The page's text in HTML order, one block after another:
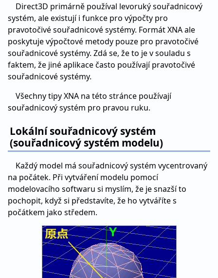
Direct3D primárně používal levoruký souřadnicový
systém, ale existují i funkce pro výpočty pro
pravotočivé souřadnicové systémy. Formát XNA ale
poskytuje výpočtové metody pouze pro pravotočivé
souřadnicové systémy. Zdá se, že to je v souladu s
faktem, že jiné aplikace často používají pravotočivé
souřadnicové systémy.
Všechny tipy XNA na této stránce používají
souřadnicový systém pro pravou ruku.
Lokální souřadnicový systém
(souřadnicový systém modelu)
Každý model má souřadnicový systém vycentrovaný
na počátek. Při vytváření modelu pomocí
modelovacího softwaru si myslím, že je snazší to
pochopit, když si představíte, že ho vytváříte s
počátkem jako středem.